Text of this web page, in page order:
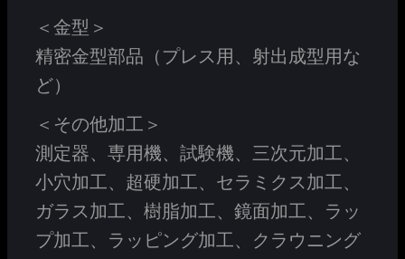
＜金型＞
精密金型部品（プレス用、射出成型用な
ど）
＜その他加工＞
測定器、専用機、試験機、三次元加工、
小穴加工、超硬加工、セラミクス加工、
ガラス加工、樹脂加工、鏡面加工、ラッ
プ加工、ラッピング加工、クラウニング